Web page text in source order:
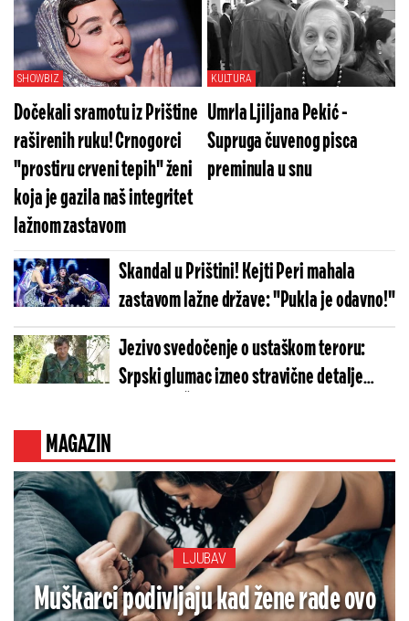
SHOWBIZ
Dočekali sramotu iz Prištine
raširenih ruku! Crnogorci
"prostiru crveni tepih" ženi
koja je gazila naš integritet
lažnom zastavom
KULTURA
Umrla Ljiljana Pekić -
Supruga čuvenog pisca
preminula u snu
Skandal u Prištini! Kejti Peri mahala
zastavom lažne države: "Pukla je odavno!"
Jezivo svedočenje o ustaškom teroru:
Srpski glumac izneo stravične detalje
MAGAZIN
LJUBAV
Muškarci podivljaju kad žene rade ovo